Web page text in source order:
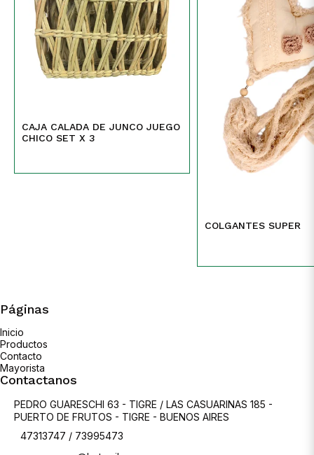
CAJA CALADA DE JUNCO JUEGO
CHICO SET X 3
COLGANTES SUPER
Páginas
Inicio
Productos
Contacto
Mayorista
Contactanos
PEDRO GUARESCHI 63 - TIGRE / LAS CASUARINAS 185 -
PUERTO DE FRUTOS - TIGRE - BUENOS AIRES
47313747 / 73995473